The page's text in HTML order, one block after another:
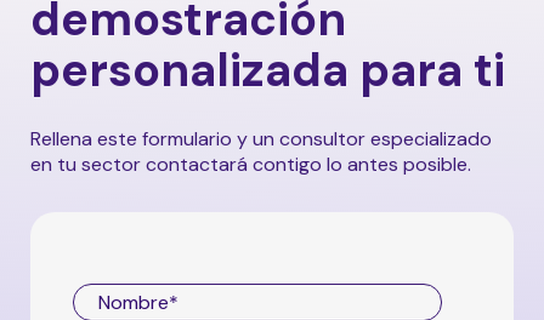
funcionalidad al conectar y sincronizar
diversas soluciones para optimizar tu
experiencia y potenciar la eficiencia en tus
operaciones. Si quieres saber más, contacta
demostración
personalizada para ti
Rellena este formulario y un consultor especializado
en tu sector contactará contigo lo antes posible.